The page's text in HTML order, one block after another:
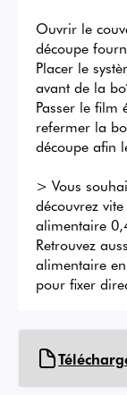
Ouvrir le
découpe
Placer le
avant de la
Passer le film
refermer la
découpe afin
> Vous
découvrez
alimentaire
Retrouvez
alimentaire
pour fixer